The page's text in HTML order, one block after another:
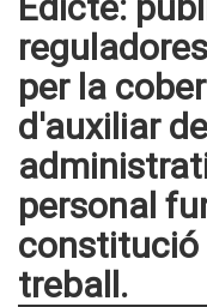
per la
d'auxiliar
personal
constitució
treball.